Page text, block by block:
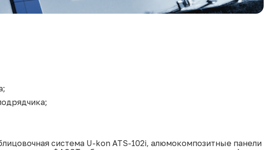
система U-kon ATS-102i, алюмокомпозитные панели